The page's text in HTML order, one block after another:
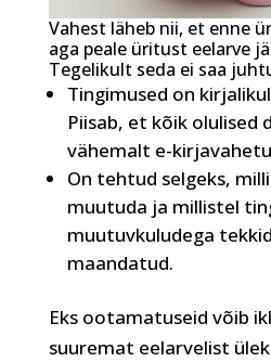
Vahest läheb nii, et enne
aga peale üritust eelarve
Tegelikult seda ei saa
Tingimused on
Piisab, et kõik olulised
vähemalt e-
On tehtud selgeks,
muutuda ja millistel
muutuvkuludega
maandatud.
Eks ootamatuseid võib
suuremat eelarvelist